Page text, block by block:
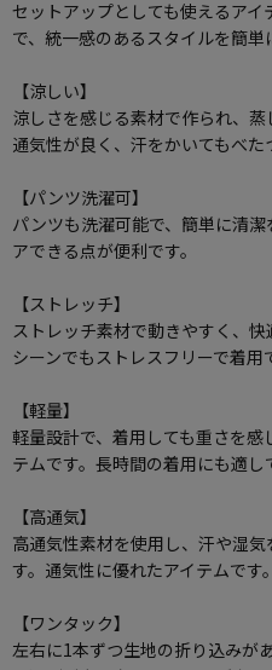
セットアップとしても使えるア
で、統一感のあるスタイルを簡単
【涼しい】
涼しさを感じる素材で作られ、蒸
通気性が良く、汗をかいてもべた
【パンツ洗濯可】
パンツも洗濯可能で、簡単に清
アできる点が便利です。
【ストレッチ】
ストレッチ素材で動きやすく、
シーンでもストレスフリーで着用
【軽量】
軽量設計で、着用しても重さを
テムです。長時間の着用にも適し
【高通気】
高通気性素材を使用し、汗や湿
す。通気性に優れたアイテムです。
【ワンタック】
左右に1本ずつ生地の折り込みが